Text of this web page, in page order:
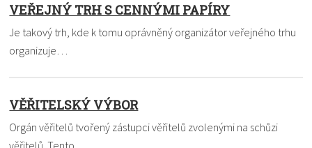
VEŘEJNÝ TRH S CENNÝMI PAPÍRY
Je takový trh, kde k tomu oprávněný organizátor veřejného trhu
organizuje…
VĚŘITELSKÝ VÝBOR
Orgán věřitelů tvořený zástupci věřitelů zvolenými na schůzi
věřitelů. Tento…